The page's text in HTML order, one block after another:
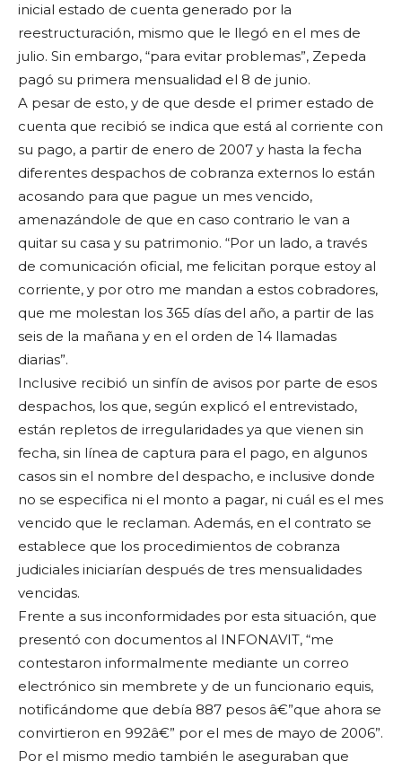
inicial estado de cuenta generado por la
reestructuración, mismo que le llegó en el mes de
julio. Sin embargo, “para evitar problemas”, Zepeda
pagó su primera mensualidad el 8 de junio.
A pesar de esto, y de que desde el primer estado de
cuenta que recibió se indica que está al corriente con
su pago, a partir de enero de 2007 y hasta la fecha
diferentes despachos de cobranza externos lo están
acosando para que pague un mes vencido,
amenazándole de que en caso contrario le van a
quitar su casa y su patrimonio. “Por un lado, a través
de comunicación oficial, me felicitan porque estoy al
corriente, y por otro me mandan a estos cobradores,
que me molestan los 365 días del año, a partir de las
seis de la mañana y en el orden de 14 llamadas
diarias”.
Inclusive recibió un sinfín de avisos por parte de esos
despachos, los que, según explicó el entrevistado,
están repletos de irregularidades ya que vienen sin
fecha, sin línea de captura para el pago, en algunos
casos sin el nombre del despacho, e inclusive donde
no se especifica ni el monto a pagar, ni cuál es el mes
vencido que le reclaman. Además, en el contrato se
establece que los procedimientos de cobranza
judiciales iniciarían después de tres mensualidades
vencidas.
Frente a sus inconformidades por esta situación, que
presentó con documentos al INFONAVIT, “me
contestaron informalmente mediante un correo
electrónico sin membrete y de un funcionario equis,
notificándome que debía 887 pesos â€”que ahora se
convirtieron en 992â€” por el mes de mayo de 2006”.
Por el mismo medio también le aseguraban que